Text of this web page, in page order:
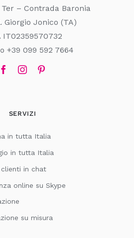
Ter – Contrada Baronia
Giorgio Jonico (TA)
IT02359570732
+39 099 592 7664
SERVIZI
in tutta Italia
in tutta Italia
clienti in chat
online su Skype
su misura